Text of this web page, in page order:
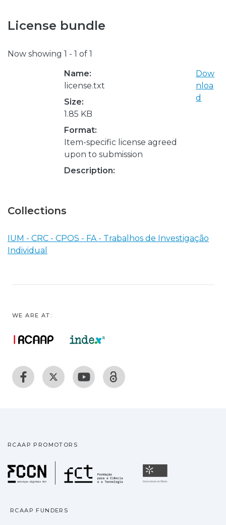
License bundle
Now showing 1 - 1 of 1
Name:
license.txt
Size:
1.85 KB
Format:
Item-specific license agreed
upon to submission
Description:
Dow
nloa
d
Collections
IUM - CRC - CPOS - FA - Trabalhos de Investigação
Individual
WE ARE AT:
RCAAP PROMOTORS
Fundação para a
RCAAP FUNDERS